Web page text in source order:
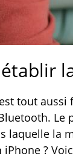
tout
Le
laquelle la
iPhone ?